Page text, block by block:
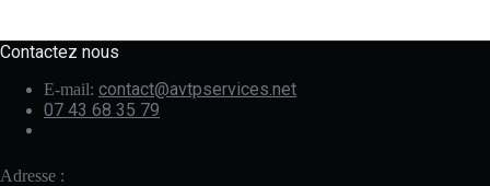
Contactez nous
E-mail: contact@avtpservices.net
07 43 68 35 79
Adresse :